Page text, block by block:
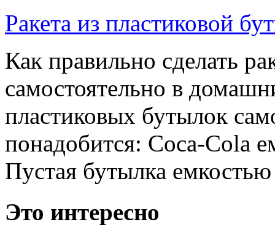
Ракета из пластиковой
Как правильно сделать
самостоятельно в
пластиковых бутылок
понадобится: Coca-Cola
Пустая бутылка
Это интересно